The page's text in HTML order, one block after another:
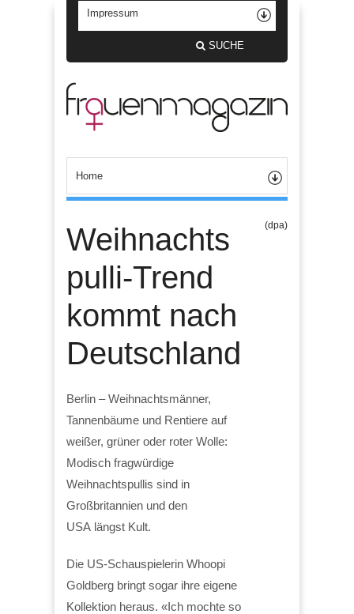
SUCHE
Weihnachts
pulli-Trend
kommt nach
Deutschland
(dpa)
Berlin – Weihnachtsmänner,
Tannenbäume und Rentiere auf
weißer, grüner oder roter Wolle:
Modisch fragwürdige
Weihnachtspullis sind in
Großbritannien und den
USA längst Kult.
Die US-Schauspielerin Whoopi
Goldberg bringt sogar ihre eigene
Kollektion heraus. «Ich mochte so